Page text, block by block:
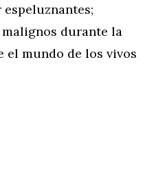
durante la
el mundo de los vivos